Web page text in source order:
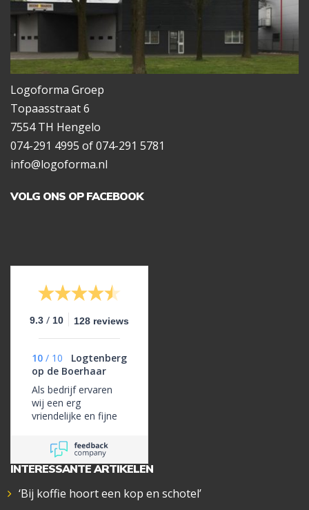
Logoforma Groep
Topaasstraat 6
7554 TH Hengelo
074-291 4995 of 074-291 5781
info@logoforma.nl
VOLG ONS OP FACEBOOK
9.3 / 10 128 reviews
10 / 10
Logtenberg
op de Boerhaar
Als bedrijf ervaren
wij een erg
vriendelijke en fijne
het gaat om
glaswerk.
INTERESSANTE ARTIKELEN
‘Bij koffie hoort een kop en schotel’